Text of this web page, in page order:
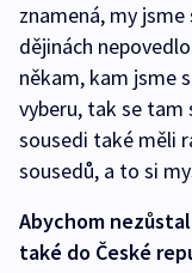
znamená, my
dějinách
někam, kam jsme
vyberu, tak se tam
sousedi také měli
sousedů, a to si
Abychom
také do České